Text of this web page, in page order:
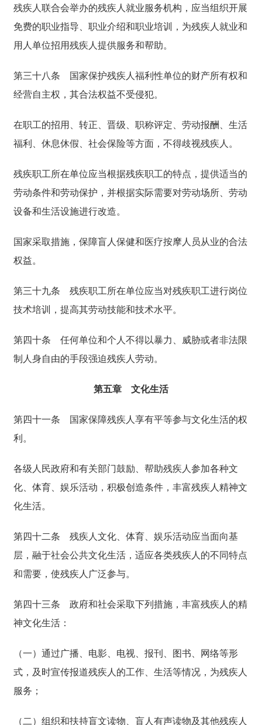
残疾人联合会举办的残疾人就业服务机构，应当组织开展
免费的职业指导、职业介绍和职业培训，为残疾人就业和
用人单位招用残疾人提供服务和帮助。
第三十八条 国家保护残疾人福利性单位的财产所有权和
经营自主权，其合法权益不受侵犯。
在职工的招用、转正、晋级、职称评定、劳动报酬、生活
福利、休息休假、社会保险等方面，不得歧视残疾人。
残疾职工所在单位应当根据残疾职工的特点，提供适当的
劳动条件和劳动保护，并根据实际需要对劳动场所、劳动
设备和生活设施进行改造。
国家采取措施，保障盲人保健和医疗按摩人员从业的合法
权益。
第三十九条 残疾职工所在单位应当对残疾职工进行岗位
技术培训，提高其劳动技能和技术水平。
第四十条 任何单位和个人不得以暴力、威胁或者非法限
制人身自由的手段强迫残疾人劳动。
第五章 文化生活
第四十一条
国家保障残疾人享有平等参与文化生活的权
利。
各级人民政府和有关部门鼓励、帮助残疾人参加各种文
化、体育、娱乐活动，积极创造条件，丰富残疾人精神文
化生活。
第四十二条 残疾人文化、体育、娱乐活动应当面向基
层，融于社会公共文化生活，适应各类残疾人的不同特点
和需要，使残疾人广泛参与。
第四十三条 政府和社会采取下列措施，丰富残疾人的精
神文化生活：
（一）通过广播、电影、电视、报刊、图书、网络等形
式，及时宣传报道残疾人的工作、生活等情况，为残疾人
服务；
（二）组织和扶持盲文读物、盲人有声读物及其他残疾人